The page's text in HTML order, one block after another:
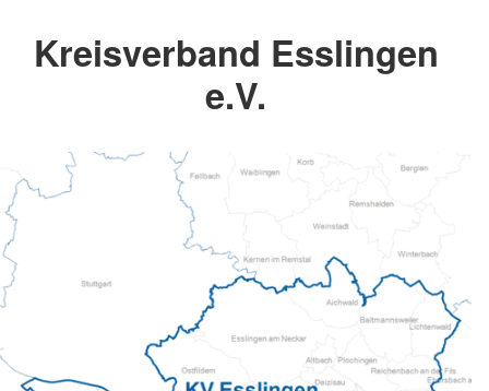
Kreisverband Esslingen
e.V.